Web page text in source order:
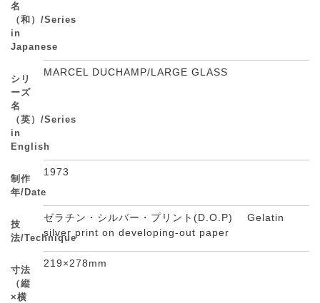
名
（和）/Series
in
Japanese
シリ
ーズ
名
（英）/Series
in
English
MARCEL DUCHAMP/LARGE GLASS
制作
年/Date
1973
技
法/Technique
ゼラチン・シルバー・プリント(D.O.P) Gelatin
silver print on developing-out paper
寸法
（縦
×横
219×278mm